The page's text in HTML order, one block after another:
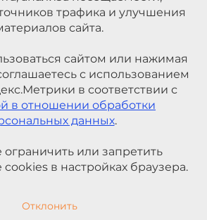
трафика и улучшения
сайта.
сайтом или нажимая
с использованием
в соответствии с
в отношении обработки
данных.
или запретить
в настройках браузера.
Отклонить